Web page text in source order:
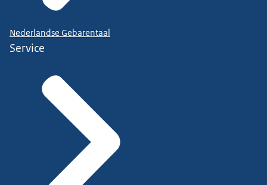
Nederlandse Gebarentaal
Service